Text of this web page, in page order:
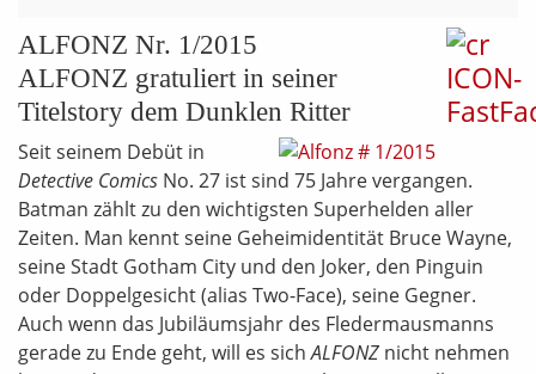
ALFONZ Nr. 1/2015
ALFONZ gratuliert in seiner
Titelstory dem Dunklen Ritter
Seit seinem Debüt in
Detective Comics No. 27 ist sind 75 Jahre vergangen.
Batman zählt zu den wichtigsten Superhelden aller
Zeiten. Man kennt seine Geheimidentität Bruce Wayne,
seine Stadt Gotham City und den Joker, den Pinguin
oder Doppelgesicht (alias Two-Face), seine Gegner.
Auch wenn das Jubiläumsjahr des Fledermausmanns
gerade zu Ende geht, will es sichALFONZ nicht nehmen